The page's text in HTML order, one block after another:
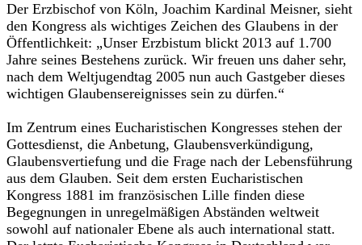
Der Erzbischof von Köln, Joachim Kardinal Meisner, sieht
den Kongress als wichtiges Zeichen des Glaubens in der
Öffentlichkeit: „Unser Erzbistum blickt 2013 auf 1.700
Jahre seines Bestehens zurück. Wir freuen uns daher sehr,
nach dem Weltjugendtag 2005 nun auch Gastgeber dieses
wichtigen Glaubensereignisses sein zu dürfen.“
Im Zentrum eines Eucharistischen Kongresses stehen der
Gottesdienst, die Anbetung, Glaubensverkündigung,
Glaubensvertiefung und die Frage nach der Lebensführung
aus dem Glauben. Seit dem ersten Eucharistischen
Kongress 1881 im französischen Lille finden diese
Begegnungen in unregelmäßigen Abständen weltweit
sowohl auf nationaler Ebene als auch international statt.